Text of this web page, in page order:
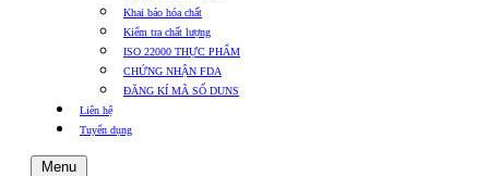
Khai báo hóa chất
Kiểm tra chất lượng
ISO 22000 THỰC PHẨM
CHỨNG NHẬN FDA
ĐĂNG KÍ MÃ SỐ DUNS
Liên hệ
Tuyển dụng
Menu